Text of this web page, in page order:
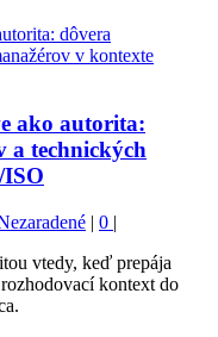
ako autorita:
a technických
| 0 |
vtedy, keď prepája
kontext do